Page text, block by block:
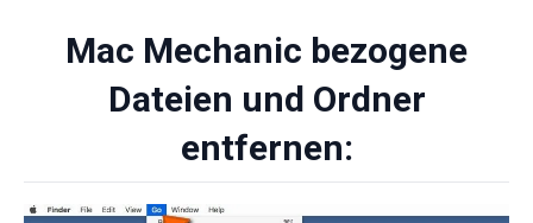
Mac Mechanic bezogene
Dateien und Ordner
entfernen: